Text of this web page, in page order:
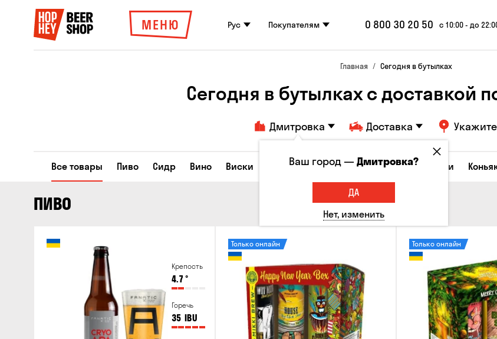
МЕНЮ Рус Покупателям 0 800 30 20 50 с 10:00 - до
Главная Сегодня в бутылках
Сегодня в бутылках c доставкой
Дмитровка Доставка
Все товары Пиво Сидр Вино Виски Коктейли Соджу Ликеры и настойки
ПИВО
Крепость
4.7°
Горечь
35 IBU
Только онлайн Только онлайн
Ваш город —Дмитровка?
ДА
Нет, изменить